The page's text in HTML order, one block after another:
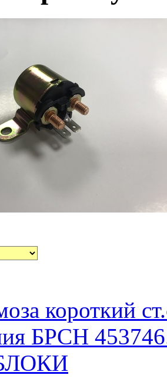
короткий
БРСН